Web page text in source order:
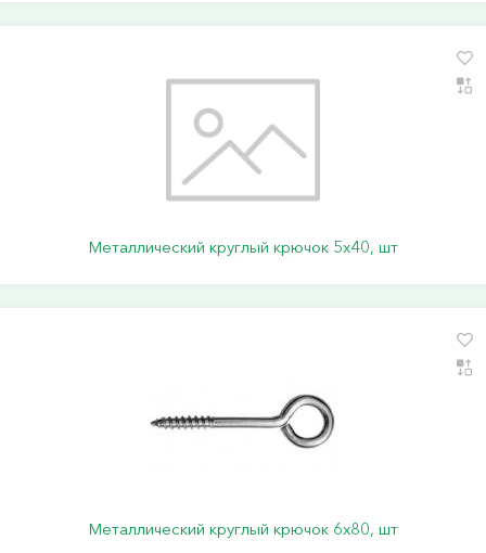
Металлический круглый крючок 5х40, шт
Металлический круглый крючок 6х80, шт